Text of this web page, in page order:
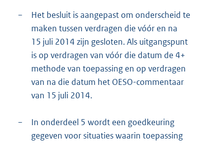
−
Het besluit is aangepast om onderscheid te
maken tussen verdragen die vóór en na
15 juli 2014 zijn gesloten. Als uitgangspunt
is op verdragen van vóór die datum de 4+
methode van toepassing en op verdragen
van na die datum het OESO-commentaar
van 15 juli 2014.
−
In onderdeel 5 wordt een goedkeuring
gegeven voor situaties waarin toepassing